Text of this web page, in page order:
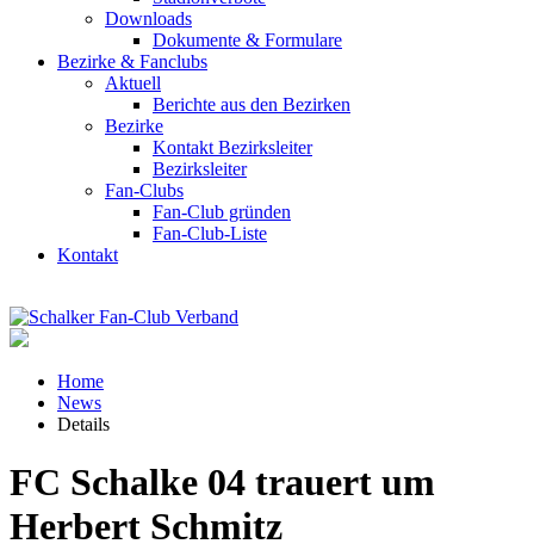
Downloads
Dokumente & Formulare
Bezirke & Fanclubs
Aktuell
Berichte aus den Bezirken
Bezirke
Kontakt Bezirksleiter
Bezirksleiter
Fan-Clubs
Fan-Club gründen
Fan-Club-Liste
Kontakt
Home
News
Details
FC Schalke 04 trauert um
Herbert Schmitz